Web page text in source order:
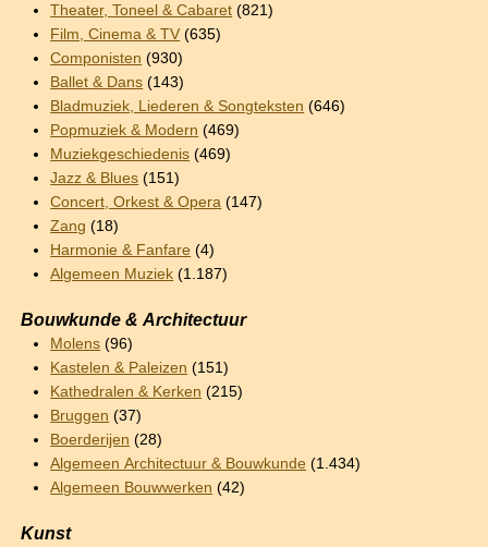
Theater, Toneel & Cabaret (821)
Film, Cinema & TV (635)
Componisten (930)
Ballet & Dans (143)
Bladmuziek, Liederen & Songteksten (646)
Popmuziek & Modern (469)
Muziekgeschiedenis (469)
Jazz & Blues (151)
Concert, Orkest & Opera (147)
Zang (18)
Harmonie & Fanfare (4)
Algemeen Muziek (1.187)
Bouwkunde & Architectuur
Molens (96)
Kastelen & Paleizen (151)
Kathedralen & Kerken (215)
Bruggen (37)
Boerderijen (28)
Algemeen Architectuur & Bouwkunde (1.434)
Algemeen Bouwwerken (42)
Kunst